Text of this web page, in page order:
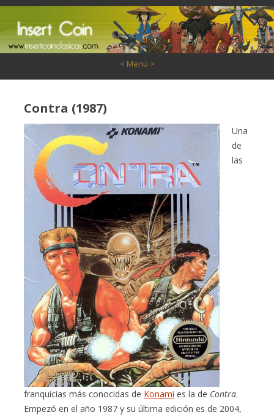
< Menú >
Contra (1987)
Una
de
las
franquicias más conocidas de Konami es la de Contra.
Empezó en el año 1987 y su última edición es de 2004,